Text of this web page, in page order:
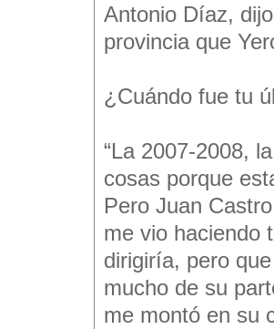
Antonio Díaz,
provincia que
¿Cuándo fue tu
“La 2007-2008,
cosas porque
Pero Juan
me vio haciendo
dirigiría, pero
mucho de su
me montó en su